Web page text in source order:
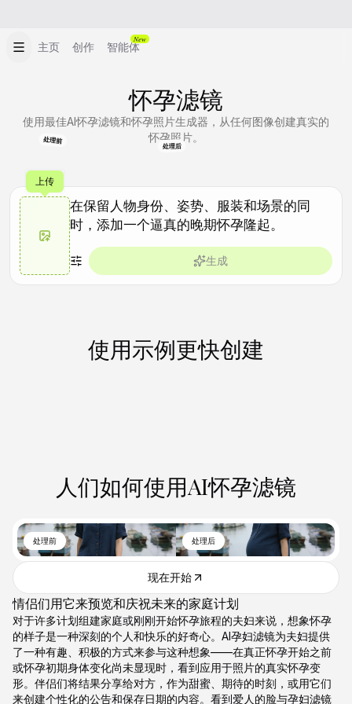
主页 创作 智能体
New
怀孕滤镜
使用最佳AI怀孕滤镜和怀孕照片生成器，从任何图像创建真实的
怀孕照片。
处理前
处理后
上传
生成
使用示例更快创建
人们如何使用AI怀孕滤镜
处理前 处理后
情侣们用它来预览和庆祝未来的家庭计划
对于许多计划组建家庭或刚刚开始怀孕旅程的夫妇来说，想象怀孕
的样子是一种深刻的个人和快乐的好奇心。AI孕妇滤镜为夫妇提供
了一种有趣、积极的方式来参与这种想象——在真正怀孕开始之前
或怀孕初期身体变化尚未显现时，看到应用于照片的真实怀孕变
形。伴侣们将结果分享给对方，作为甜蜜、期待的时刻，或用它们
来创建个性化的公告和保存日期的内容。看到爱人的脸与孕妇滤镜
现在开始